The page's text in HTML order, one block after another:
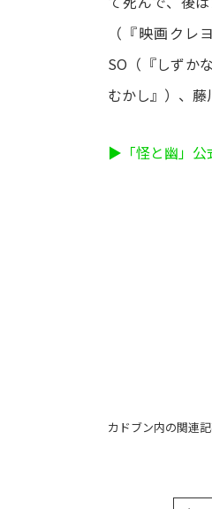
（『映画ク
SO（『しずか
むかし』）、
▶「怪と幽」公
カドブン内の関連